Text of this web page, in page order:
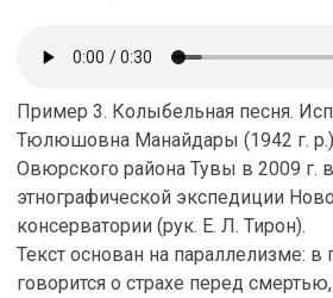
Пример 3. Колыбельная песня.
Тюлюшовна Манайдары (1942 г.
Овюрского района Тувы в 2009 г.
этнографической экспедиции
консерватории (рук. Е. Л. Тирон).
Текст основан на параллелизме:
говорится о страхе перед